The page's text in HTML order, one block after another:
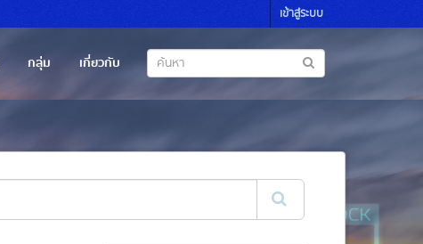
เข้าสู่ระบบ
กลุ่ม เกี่ยวกับ